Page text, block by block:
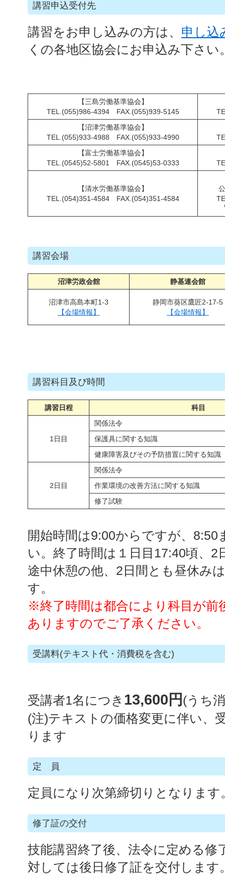
講習申込受付先
講習をお申し込みの方は、 申し込
くの各地区協会にお申込み下さい
【三島労働基準協会】
TEL.(055)986-4394 FAX.(055)939-5145
【沼津労働基準協会】
TEL.(055)933-4988 FAX.(055)933-4990
【富士労働基準協会】
TEL.(0545)52-5801 FAX.(0545)53-0333
【清水労働基準協会】
TEL.(054)351-4584 FAX.(054)351-4584
講習会場
沼津労政会館 静基連会館
沼津市高島本町1-3
【会場情報】
静岡市葵区鷹匠2-17-5
【会場情報】
講習科目及び時間
講習日程 科目
1日目
関係法令
保護具に関する知識
健康障害及びその予防措置に関する知識
2日目
関係法令
作業環境の改善方法に関する知識
修了試験
開始時間は9:00からですが、8:50
い。終了時間は１日目17:40頃、2
途中休憩の他、2日間とも昼休み
す。
※終了時間は都合により科目が前
ありますのでご了承ください。
受講料(テキスト代・消費税を含む)
受講者1名につき 13,600円 (うち
(注)テキストの価格変更に伴い、
ります
定 員
定員になり次第締切りとなります
修了証の交付
技能講習終了後、法令に定める修
対しては後日修了証を交付します